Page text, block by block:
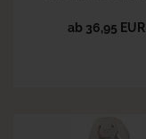
ab 36,95 EUR